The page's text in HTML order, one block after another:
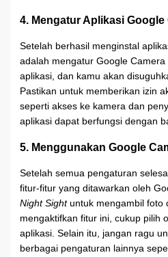
4. Mengatur Aplikasi Google
Setelah berhasil menginstal
adalah mengatur Google
aplikasi, dan kamu akan
Pastikan untuk memberikan izin
seperti akses ke kamera dan
aplikasi dapat berfungsi dengan
5. Menggunakan Google
Setelah semua pengaturan
fitur-fitur yang ditawarkan oleh
Night Sightuntuk mengambil foto
mengaktifkan fitur ini, cukup pilih
aplikasi. Selain itu, jangan ragu
berbagai pengaturan lainnya